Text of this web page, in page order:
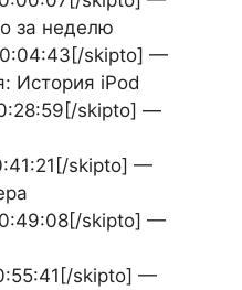
за неделю
skipto] —
История iPod
skipto] —
skipto] —
skipto] —
skipto] —